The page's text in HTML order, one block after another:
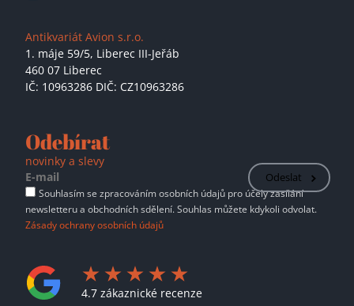
Antikvariát Avion s.r.o.
1. máje 59/5, Liberec III-Jeřáb
460 07 Liberec
IČ: 10963286 DIČ: CZ10963286
Odebírat
novinky a slevy
Odeslat
Souhlasím se zpracováním osobních údajů pro účely zasílání
newsletteru a obchodních sdělení. Souhlas můžete kdykoli odvolat.
Zásady ochrany osobních údajů
4.7 zákaznické recenze